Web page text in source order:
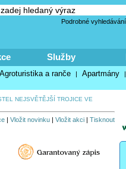
Podrobné
Služby
Agroturistika a ranče | Apartmány |
NEJSVĚTĚJŠÍ TROJICE VE
| Vložit novinku| Vložit akci| Tisknout